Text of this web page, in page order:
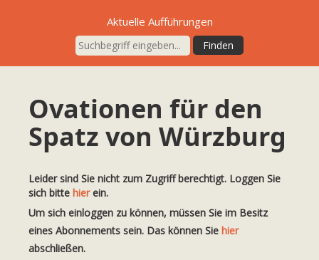
Aktuelle Aufführungen
Ovationen für den
Spatz von Würzburg
Leider sind Sie nicht zum Zugriff berechtigt. Loggen Sie
sich bitte hierein.
Um sich einloggen zu können, müssen Sie im Besitz
eines Abonnements sein. Das können Sie hier
abschließen.